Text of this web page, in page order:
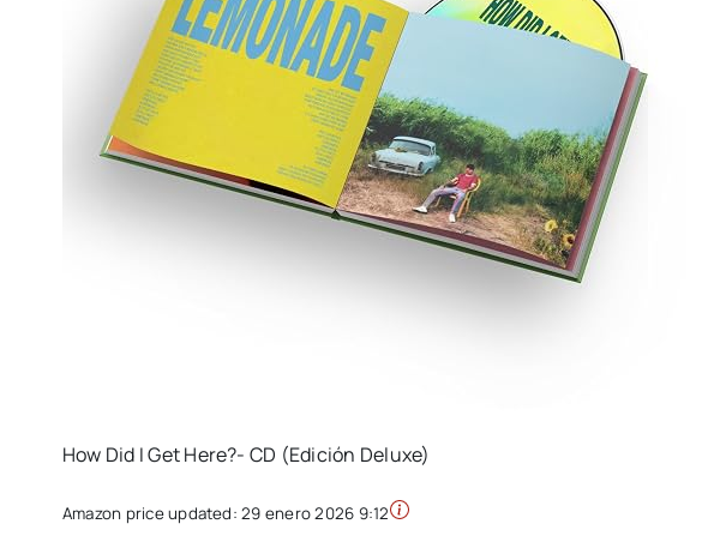
How Did I Get Here?- CD (Edición Deluxe)
Amazon price updated:29 enero 2026 9:12